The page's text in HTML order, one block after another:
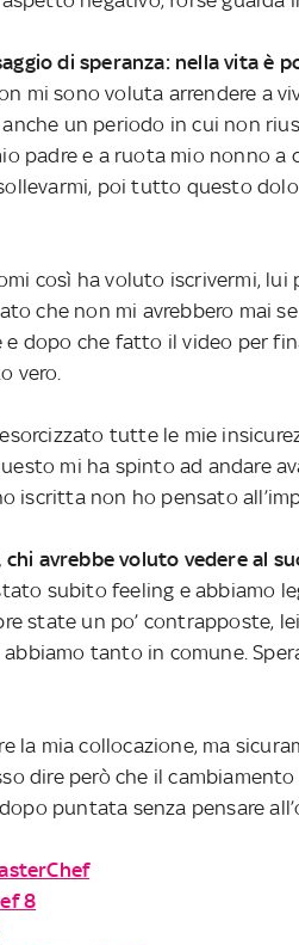
di speranza: nella vita è
mi sono voluta arrendere a
un periodo in cui non
padre e a ruota mio nonno a
poi tutto questo
così ha voluto iscrivermi,
che non mi avrebbero mai
dopo che fatto il video per
vero.
tutte le mie
mi ha spinto ad andare
iscritta non ho pensato
avrebbe voluto vedere al
subito feeling e abbiamo
state un po’ contrapposte,
tanto in comune.
la mia collocazione, ma
dire però che il
puntata senza pensare
8